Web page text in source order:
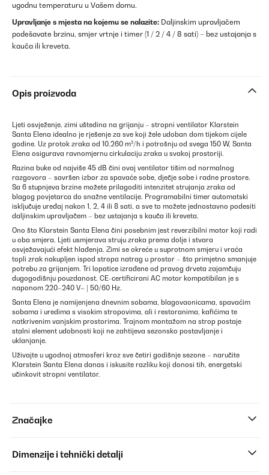
ugodnu temperaturu u Vašem domu.
Upravljanje s mjesta na kojemu se nalazite: Daljinskim upravljačem
podešavate brzinu, smjer vrtnje i timer (1 / 2 / 4 / 8 sati) – bez ustajanja s
kauča ili kreveta.
Opis proizvoda
Ljeti osvježenje, zimi uštedina na grijanju – stropni ventilator Klarstein
Santa Elena idealno je rješenje za sve koji žele udoban dom tijekom cijele
godine. Uz protok zraka od 10.260 m³/h i potrošnju od svega 150 W, Santa
Elena osigurava ravnomjernu cirkulaciju zraka u svakoj prostoriji.
Razina buke od najviše 45 dB čini ovaj ventilator tišim od normalnog
razgovora – savršen izbor za spavaće sobe, dječje sobe i radne prostore.
Sa 6 stupnjeva brzine možete prilagoditi intenzitet strujanja zraka od
blagog povjetarca do snažne ventilacije. Programabilni timer automatski
isključuje uređaj nakon 1, 2, 4 ili 8 sati, a sve to možete jednostavno podesiti
daljinskim upravljačem – bez ustajanja s kauča ili kreveta.
Ono što Klarstein Santa Elena čini posebnim jest reverzibilni motor koji radi
u oba smjera. Ljeti usmjerava struju zraka prema dolje i stvara
osvježavajući efekt hlađenja. Zimi se okreće u suprotnom smjeru i vraća
topli zrak nakupljen ispod stropa natrag u prostor – što primjetno smanjuje
potrebu za grijanjem. Tri lopatice izrađene od pravog drveta zajamčuju
dugogodišnju pouzdanost. CE-certificirani AC motor kompatibilan je s
naponom 220–240 V~ | 50/60 Hz.
Santa Elena je namijenjena dnevnim sobama, blagovaonicama, spavaćim
sobama i uredima s visokim stropovima, ali i restoranima, kafićima te
natkrivenim vanjskim prostorima. Trajnom montažom na strop postaje
stalni element udobnosti koji ne zahtijeva sezonsko postavljanje i
uklanjanje.
Uživajte u ugodnoj atmosferi kroz sve četiri godišnje sezone – naručite
Klarstein Santa Elena danas i iskusite razliku koji donosi tih, energetski
učinkovit stropni ventilator.
Značajke
Dimenzije i tehnički detalji